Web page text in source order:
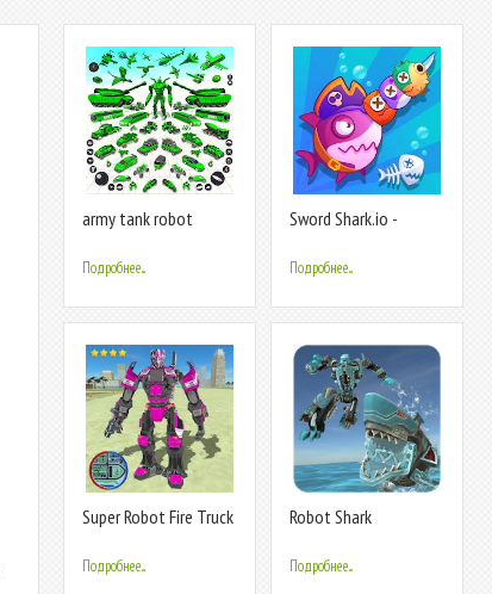
army tank robot
Подробнее...
Sword Shark.io -
Подробнее...
Super Robot Fire Truck
Games
Подробнее...
Robot Shark
Подробнее...